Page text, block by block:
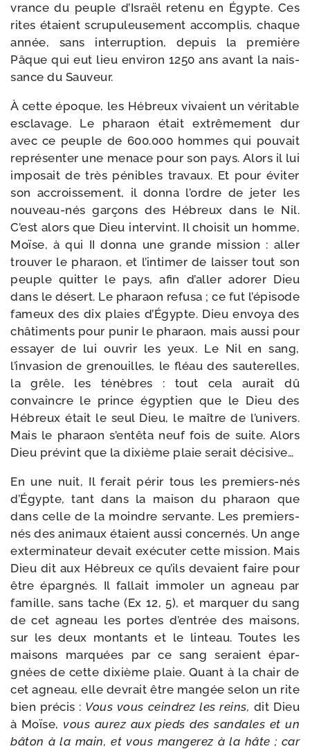
vrance du peuple d’Israël rete­nu en Égypte. Ces
rites étaient scru­pu­leu­se­ment accom­plis, chaque
année, sans inter­rup­tion, depuis la pre­mière
Pâque qui eut lieu envi­ron 1250 ans avant la nais­
sance du Sauveur.
À cette époque, les Hébreux vivaient un véri­table
escla­vage. Le pha­raon était extrê­me­ment dur
avec ce peuple de 600.000 hommes qui pou­vait
repré­sen­ter une menace pour son pays. Alors il lui
impo­sait de très pénibles tra­vaux. Et pour évi­ter
son accrois­se­ment, il don­na l’ordre de jeter les
nouveau-​nés gar­çons des Hébreux dans le Nil.
C’est alors que Dieu inter­vint. Il choi­sit un homme,
Moïse, à qui II don­na une grande mis­sion : aller
trou­ver le pha­raon, et l’intimer de lais­ser tout son
peuple quit­ter le pays, afin d’aller ado­rer Dieu
dans le désert. Le pha­raon refu­sa ; ce fut l’épisode
fameux des dix plaies d’Égypte. Dieu envoya des
châ­ti­ments pour punir le pha­raon, mais aus­si pour
essayer de lui ouvrir les yeux. Le Nil en sang,
l’invasion de gre­nouilles, le fléau des sau­te­relles,
la grêle, les ténèbres : tout cela aurait dû
convaincre le prince égyp­tien que le Dieu des
Hébreux était le seul Dieu, le maître de l’univers.
Mais le pha­raon s’entêta neuf fois de suite. Alors
Dieu pré­vint que la dixième plaie serait décisive…
En une nuit, Il ferait périr tous les premiers-​nés
d’Égypte, tant dans la mai­son du pha­raon que
dans celle de la moindre ser­vante. Les premiers-​
nés des ani­maux étaient aus­si concer­nés. Un ange
exter­mi­na­teur devait exé­cu­ter cette mis­sion. Mais
Dieu dit aux Hébreux ce qu’ils devaient faire pour
être épar­gnés. Il fal­lait immo­ler un agneau par
famille, sans tache (Ex 12, 5), et mar­quer du sang
de cet agneau les portes d’entrée des mai­sons,
sur les deux mon­tants et le lin­teau. Toutes les
mai­sons mar­quées par ce sang seraient épar­
gnées de cette dixième plaie. Quant à la chair de
cet agneau, elle devrait être man­gée selon un rite
bien pré­cis : Vous vous cein­drez les reins, dit Dieu
à Moïse, vous aurez aux pieds des san­dales et un
bâton à la main, et vous man­ge­rez à la hâte ; car